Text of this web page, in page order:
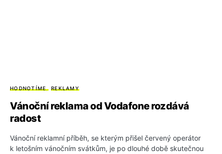
HODNOTÍME REKLAMY
Vánoční reklama od Vodafone rozdává
radost
Vánoční reklamní příběh, se kterým přišel červený operátor
k letošním vánočním svátkům, je po dlouhé době skutečnou